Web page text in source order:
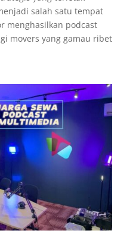
salah satu tempat
menghasilkan podcast
movers yang gamau ribet